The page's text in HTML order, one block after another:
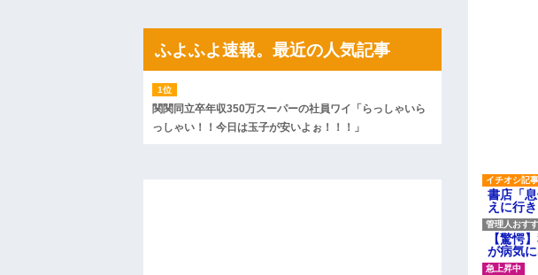
んだ！降りてこいよ！」と怒鳴りだし...
【衝撃】報酬100万円超の治験募集がこちらｗｗｗｗｗ(※画像あり)
【愕然】白のクラウン俺氏、高速道路左車線を制限速度で走った結
wwwwwwwwwwww
百年の恋12-899 食べた量を張り合ってくる
書店「
えに行
【驚愕
が病気
ふよふよ速報。最近の人気記事
関関同立卒年収350万スーパーの社員ワイ「らっしゃいら
っしゃい！！今日は玉子が安いよぉ！！！」